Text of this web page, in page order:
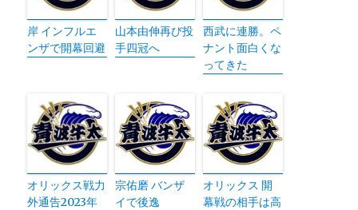
岸 インフルエ
ンザで開幕回避
山本由伸再び投
手四冠へ
西武に連勝。ペ
ナント面白くな
ってきた
オリックス戦力
外通告2023年
宗佑磨 バンザ
イで後逸
オリックス 開
幕戦の相手は高